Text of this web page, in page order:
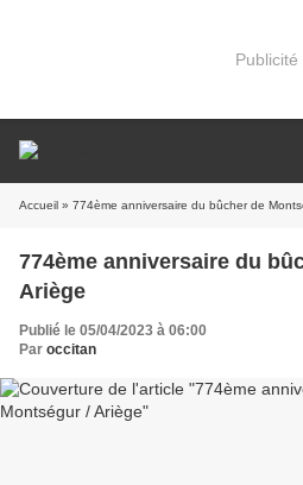
Publicité
Accueil » 774ème anniversaire du bûcher de
774ème anniversaire du
Ariège
Publié le 05/04/2023 à 06:00
Par occitan